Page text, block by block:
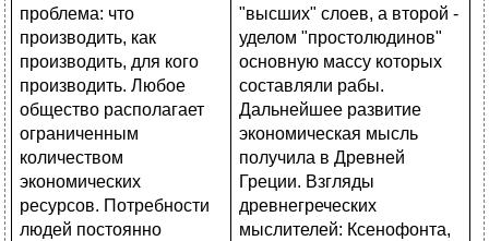
"высших" слоев, а второй -
уделом "простолюдинов"
основную массу которых
составляли рабы.
Дальнейшее развитие
экономическая мысль
получила в Древней
Греции. Взгляды
древнегреческих
мыслителей: Ксенофонта,